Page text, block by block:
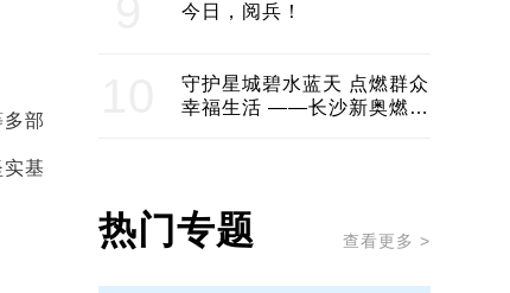
部
基
今日，阅兵！
守护星城碧水蓝天 点燃群众
幸福生活 ——长沙新奥燃气
热门专题 查看更多 >